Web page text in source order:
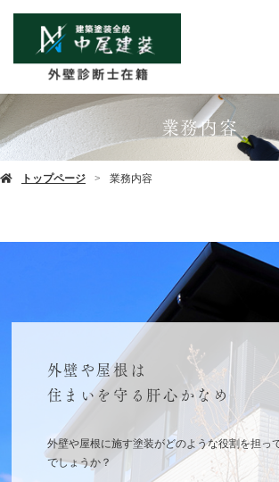
業務内容
トップページ 業務内容
外壁や屋根は
住まいを守る肝心かなめ
外壁や屋根に施す塗装がどのような役割を担っ
でしょうか？